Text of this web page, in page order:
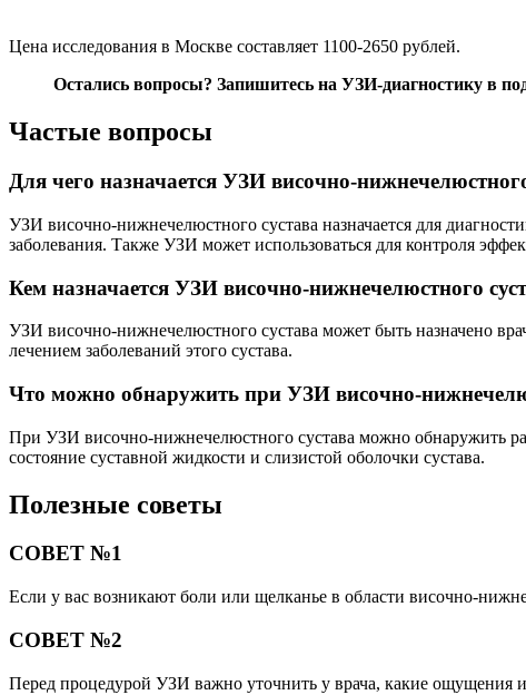
Цена исследования в Москве составляет 1100-2650 рублей.
Остались вопросы? Запишитесь на УЗИ-диагностику в
Частые вопросы
Для чего назначается УЗИ височно-
УЗИ височно-нижнечелюстного сустава назначается для
заболевания. Также УЗИ может использоваться для контроля
Кем назначается УЗИ височно-нижнечелюстного
УЗИ височно-нижнечелюстного сустава может быть назначено
лечением заболеваний этого сустава.
Что можно обнаружить при УЗИ височно-
При УЗИ височно-нижнечелюстного сустава можно обнаружить
состояние суставной жидкости и слизистой оболочки сустава.
Полезные советы
СОВЕТ №1
Если у вас возникают боли или щелканье в области височно-
СОВЕТ №2
Перед процедурой УЗИ важно уточнить у врача, какие ощущения